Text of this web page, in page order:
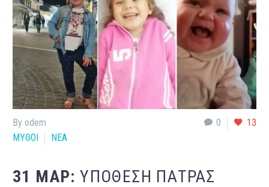
0 13
By odem
ΜΥΘΟΙ
ΝΕΑ
31 ΜΑΡ:ΥΠΌΘΕΣΗ ΠΑΤΡΑΣ